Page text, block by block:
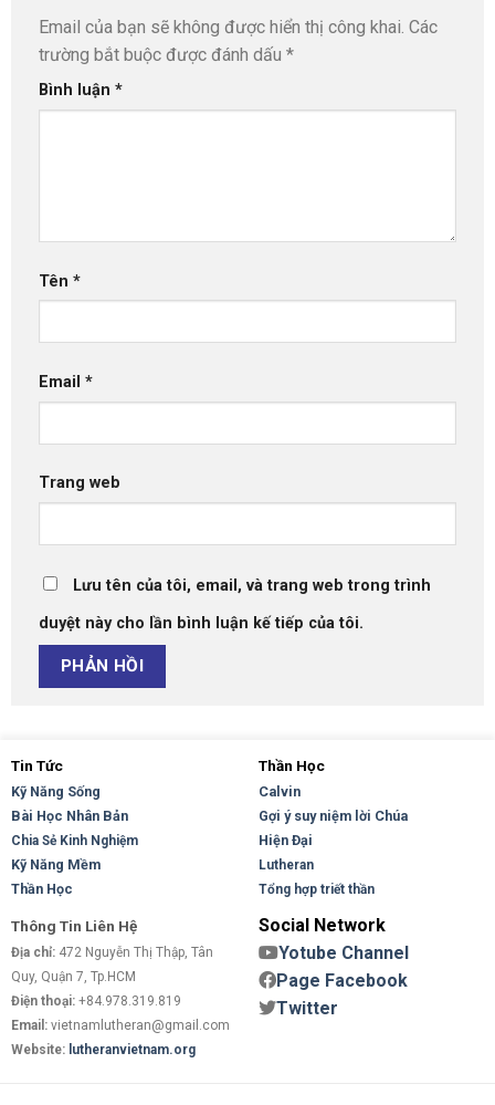
Email của bạn sẽ không được hiển thị công khai. Các
trường bắt buộc được đánh dấu *
Bình luận *
Tên *
Email *
Trang web
Lưu tên của tôi, email, và trang web trong trình
duyệt này cho lần bình luận kế tiếp của tôi.
Tin Tức
Kỹ Năng Sống
Bài Học Nhân Bản
Chia Sẻ Kinh Nghiệm
Kỹ Năng Mềm
Thần Học
Thần Học
Calvin
Gợi ý suy niệm lời Chúa
Hiện Đại
Lutheran
Tổng hợp triết thần
Thông Tin Liên Hệ
Địa chỉ: 472 Nguyễn Thị Thập, Tân
Quy, Quận 7, Tp.HCM
Điện thoại: +84.978.319.819
Email: vietnamlutheran@gmail.com
Website: lutheranvietnam.org
Social Network
Yotube Channel
Page Facebook
Twitter